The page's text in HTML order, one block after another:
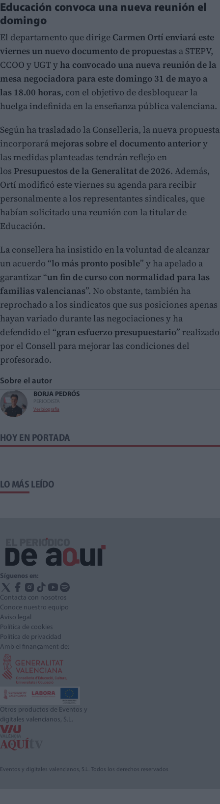
Educación convoca una nueva reunión el
domingo
El departamento que dirige Carmen Ortí enviará este
viernes un nuevo documento de propuestas a STEPV,
CCOO y UGT yha convocado una nueva reunión de la
mesa negociadora para este domingo 31 de mayo a
las 18.00 horas, con el objetivo de desbloquear la
huelga indefinida en la enseñanza pública valenciana.
Según ha trasladado la Conselleria, la nueva propuesta
incorporarámejoras sobre el documento anteriory
las medidas planteadas tendrán reflejo en
los Presupuestos de la Generalitat de 2026. Además,
Ortí modificó este viernes su agenda para recibir
personalmente a los representantes sindicales, que
habían solicitado una reunión con la titular de
Educación.
La consellera ha insistido en la voluntad de alcanzar
un acuerdo “lo más pronto posible” y ha apelado a
garantizar “un fin de curso con normalidad para las
familias valencianas”. No obstante, también ha
reprochado a los sindicatos que sus posiciones apenas
hayan variado durante las negociaciones y ha
defendido el “gran esfuerzo presupuestario” realizado
por el Consell para mejorar las condiciones del
profesorado.
Sobre el autor
BORJA PEDRÓS
PERIODISTA
Ver biografía
HOY EN PORTADA
LO MÁS LEÍDO
Síguenos en:
Contacta con nosotros
Conoce nuestro equipo
Aviso legal
Política de cookies
Política de privacidad
Amb el finançament de:
Otros productos de Eventos y
digitales valencianos, S.L.
Eventos y digitales valencianos, S.L. Todos los derechos reservados